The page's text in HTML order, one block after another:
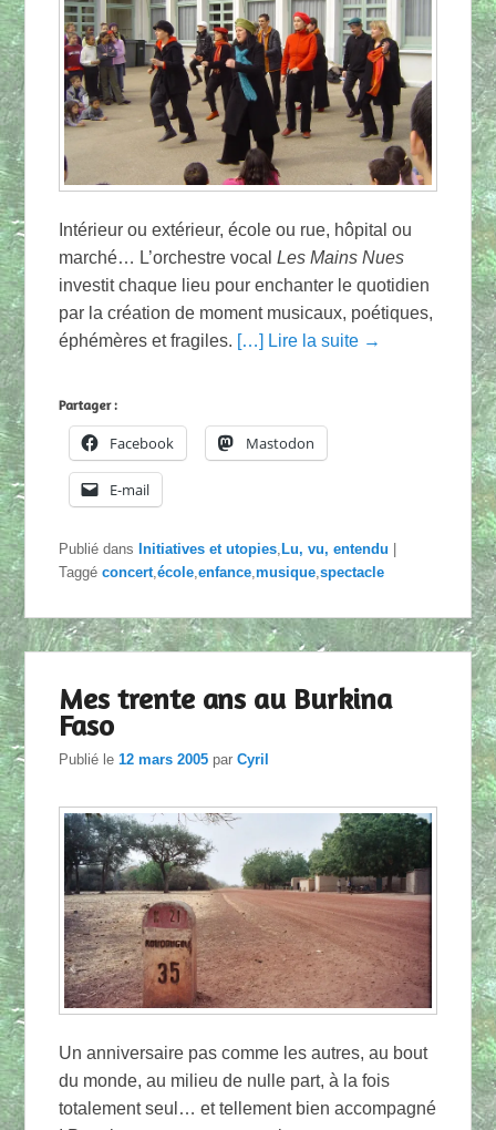
Intérieur ou extérieur, école ou rue, hôpital ou
marché… L’orchestre vocalLes Mains Nues
investit chaque lieu pour enchanter le quotidien
par la création de moment musicaux, poétiques,
éphémères et fragiles. […] Lire la suite →
Partager :
Facebook Mastodon
E-mail
Publié dans Initiatives et utopies, Lu, vu, entendu
Taggé concert,école,enfance,musique,spectacle
Mes trente ans au Burkina
Faso
Publié le12 mars 2005 parCyril
Un anniversaire pas comme les autres, au bout
du monde, au milieu de nulle part, à la fois
totalement seul… et tellement bien accompagné